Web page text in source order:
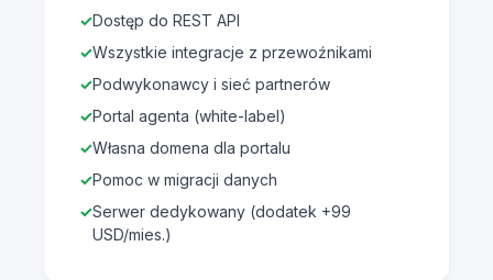
Dostęp do REST API
Wszystkie integracje z przewoźnikami
Podwykonawcy i sieć partnerów
Portal agenta (white-label)
Własna domena dla portalu
Pomoc w migracji danych
Serwer dedykowany (dodatek +99
USD/mies.)